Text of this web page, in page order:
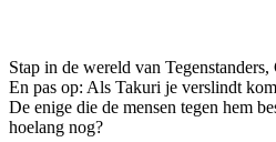
Stap in de wereld van
En pas op: Als Takuri je verslindt
De enige die de mensen tegen hem
hoelang nog?